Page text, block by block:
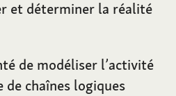
et déterminer la réalité
de modéliser l’activité
de chaînes logiques